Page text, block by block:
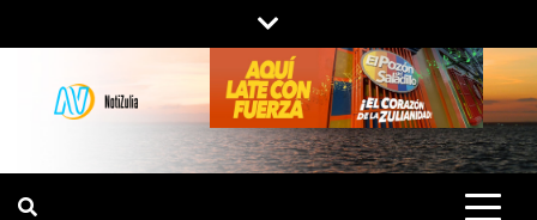
al
contenido
NOTIZULIA
NOTICIAS DEL ZULIA, VENEZUELA Y
DE INTERÉS GENERAL.